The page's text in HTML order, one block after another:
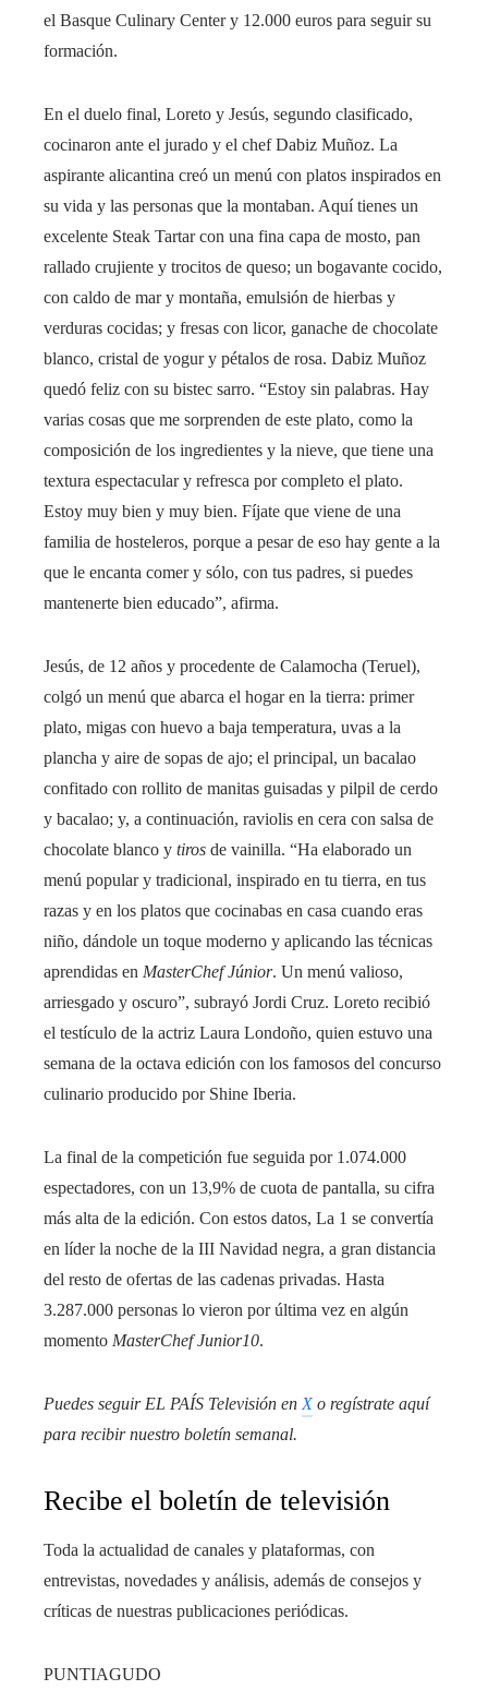
el Basque Culinary Center y 12.000 euros para seguir su
formación.
En el duelo final, Loreto y Jesús, segundo clasificado,
cocinaron ante el jurado y el chef Dabiz Muñoz. La
aspirante alicantina creó un menú con platos inspirados en
su vida y las personas que la montaban. Aquí tienes un
excelente Steak Tartar con una fina capa de mosto, pan
rallado crujiente y trocitos de queso; un bogavante cocido,
con caldo de mar y montaña, emulsión de hierbas y
verduras cocidas; y fresas con licor, ganache de chocolate
blanco, cristal de yogur y pétalos de rosa. Dabiz Muñoz
quedó feliz con su bistec sarro. “Estoy sin palabras. Hay
varias cosas que me sorprenden de este plato, como la
composición de los ingredientes y la nieve, que tiene una
textura espectacular y refresca por completo el plato.
Estoy muy bien y muy bien. Fíjate que viene de una
familia de hosteleros, porque a pesar de eso hay gente a la
que le encanta comer y sólo, con tus padres, si puedes
mantenerte bien educado”, afirma.
Jesús, de 12 años y procedente de Calamocha (Teruel),
colgó un menú que abarca el hogar en la tierra: primer
plato, migas con huevo a baja temperatura, uvas a la
plancha y aire de sopas de ajo; el principal, un bacalao
confitado con rollito de manitas guisadas y pilpil de cerdo
y bacalao; y, a continuación, raviolis en cera con salsa de
chocolate blanco y tiros de vainilla. “Ha elaborado un
menú popular y tradicional, inspirado en tu tierra, en tus
razas y en los platos que cocinabas en casa cuando eras
niño, dándole un toque moderno y aplicando las técnicas
aprendidas en MasterChef Júnior. Un menú valioso,
arriesgado y oscuro”, subrayó Jordi Cruz. Loreto recibió
el testículo de la actriz Laura Londoño, quien estuvo una
semana de la octava edición con los famosos del concurso
culinario producido por Shine Iberia.
La final de la competición fue seguida por 1.074.000
espectadores, con un 13,9% de cuota de pantalla, su cifra
más alta de la edición. Con estos datos, La 1 se convertía
en líder la noche de la III Navidad negra, a gran distancia
del resto de ofertas de las cadenas privadas. Hasta
3.287.000 personas lo vieron por última vez en algún
momento MasterChef Junior10.
Puedes seguir EL PAÍS Televisión en Xo regístrate aquí
para recibirnuestro boletín semanal.
Recibe el boletín de televisión
Toda la actualidad de canales y plataformas, con
entrevistas, novedades y análisis, además de consejos y
críticas de nuestras publicaciones periódicas.
PUNTIAGUDO